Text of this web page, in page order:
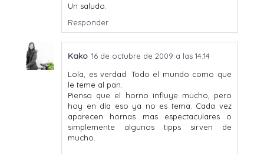
Un saludo.
Responder
Kako 16 de octubre de 2009 a las 14:14
Lola, es verdad. Todo el mundo como que
le teme al pan.
Pienso que el horno influye mucho, pero
hoy en día eso ya no es tema. Cada vez
aparecen hornas mas espectaculares o
simplemente algunos tipps sirven de
mucho.